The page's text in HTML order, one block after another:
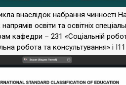
внаслідок набрання чинності
освіти та освітніх
кафедри – 231 «Соціальній
робота та консультування» і